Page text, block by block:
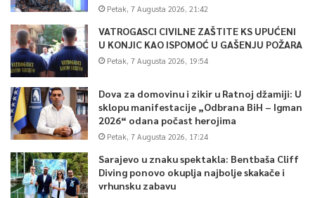
Petak, 7 Augusta 2026, 21:42
VATROGASCI CIVILNE ZAŠTITE KS UPUĆENI
U KONJIC KAO ISPOMOĆ U GAŠENJU POŽARA
Petak, 7 Augusta 2026, 19:54
Dova za domovinu i zikir u Ratnoj džamiji: U
sklopu manifestacije „Odbrana BiH – Igman
2026“ odana počast herojima
Petak, 7 Augusta 2026, 17:24
Sarajevo u znaku spektakla: Bentbaša Cliff
Diving ponovo okuplja najbolje skakače i
vrhunsku zabavu